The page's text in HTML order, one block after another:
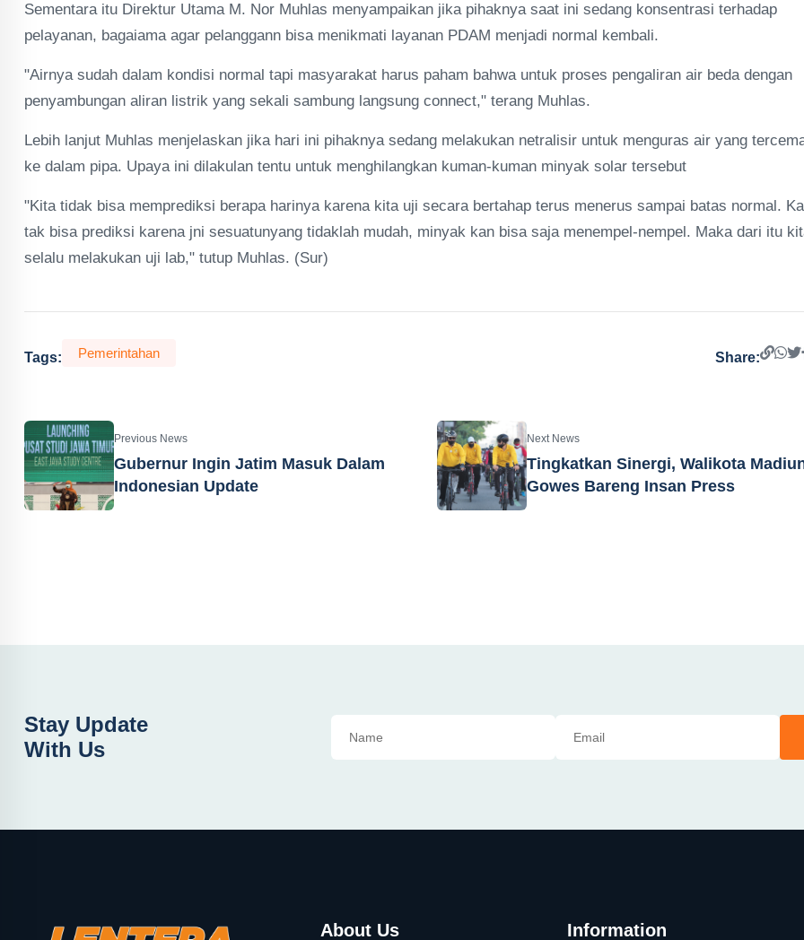
Sementara itu Direktur Utama M. Nor Muhlas menyampaikan jika pihaknya saat ini sedang konsentrasi terhadap
pelayanan, bagaiama agar pelanggann bisa menikmati layanan PDAM menjadi normal kembali.
"Airnya sudah dalam kondisi normal tapi masyarakat harus paham bahwa untuk proses pengaliran air beda dengan
penyambungan aliran listrik yang sekali sambung langsung connect," terang Muhlas.
Lebih lanjut Muhlas menjelaskan jika hari ini pihaknya sedang melakukan netralisir untuk menguras air yang
ke dalam pipa. Upaya ini dilakulan tentu untuk menghilangkan kuman-kuman minyak solar tersebut
"Kita tidak bisa memprediksi berapa harinya karena kita uji secara bertahap terus menerus sampai batas normal.
tak bisa prediksi karena jni sesuatunyang tidaklah mudah, minyak kan bisa saja menempel-nempel. Maka dari itu
selalu melakukan uji lab," tutup Muhlas. (Sur)
Tags: Pemerintahan Share:
Previous News
Gubernur Ingin Jatim Masuk Dalam
Indonesian Update
Next News
Tingkatkan Sinergi, Walikota
Gowes Bareng Insan Press
Stay Update
With Us
About Us Information